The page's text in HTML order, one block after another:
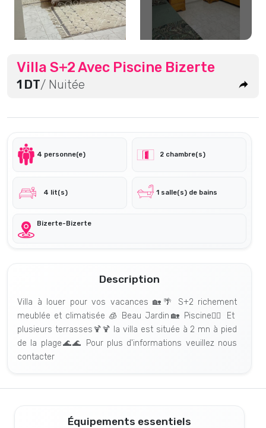
Villa S+2 Avec Piscine Bizerte
1 DT/ Nuitée
4 personne(e) 2 chambre(s)
4 lit(s) 1 salle(s) de bains
Bizerte-Bizerte
Description
Villa à louer pour vos vacances 🏡🌴 S+2 richement
meublée et climatisée 🧊 Beau Jardin🏡 Piscine🏊‍♀️ Et
plusieurs terrasses🍹🍹 la villa est située à 2 mn à pied
de la plage🌊🌊 Pour plus d'informations veuillez nous
contacter
Équipements essentiels